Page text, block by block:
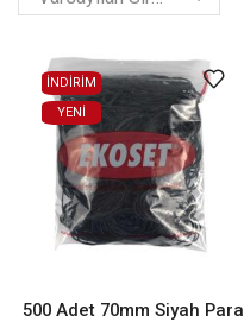
İNDİRİM
YENI
500 Adet 70mm Siyah Para